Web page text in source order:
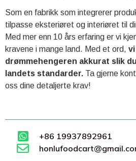
Som en fabrikk som integrerer
tilpasse eksteriøret og interiøret til
Med mer enn 10 års erfaring er vi
kravene i mange land. Med et ord,
drømmehengeren akkurat slik
landets standarder. Ta gjerne
oss dine detaljerte krav!
+86 19937892961